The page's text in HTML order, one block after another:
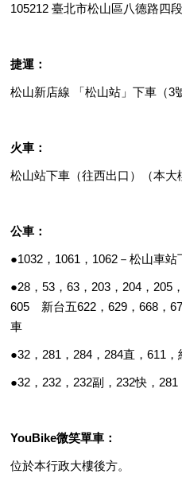
105212 臺北市松山區八德路四
捷運：
松山新店線 「松山站」下車（3
火車：
松山站下車（往西出口）（本大
公車：
●1032，1061，1062－松山車站
●28，53，63，203，204，205
605 新台五622，629，668，
車
●32，281，284，284直，611
●32，232，232副，232快，
YouBike微笑單車：
位於本行政大樓後方。